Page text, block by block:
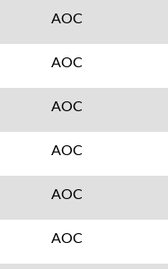
AOC
AOC
AOC
AOC
AOC
AOC